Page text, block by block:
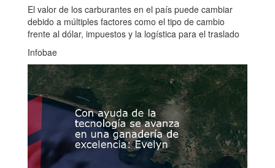
El valor de los carburantes en el país puede cambiar
debido a múltiples factores como el tipo de cambio
frente al dólar, impuestos y la logística para el traslado
Infobae